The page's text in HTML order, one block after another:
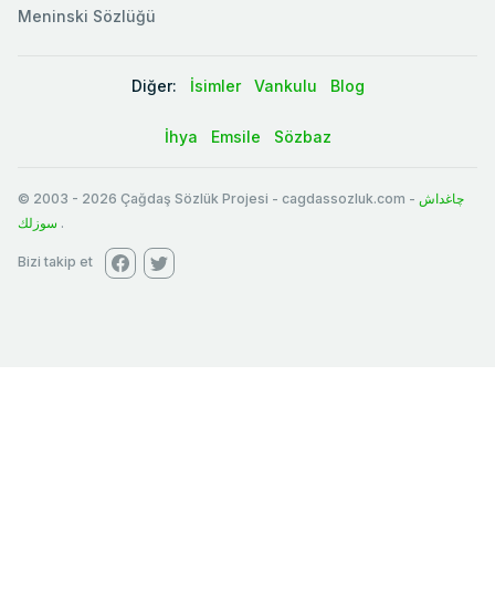
Meninski Sözlüğü
Diğer: İsimler Vankulu Blog
İhya Emsile Sözbaz
© 2003 - 2026 Çağdaş Sözlük Projesi - cagdassozluk.com - چاغداش
سوزلك .
Bizi takip et